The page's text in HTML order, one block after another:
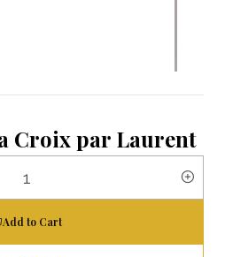
Croix par Laurent
Add to Cart